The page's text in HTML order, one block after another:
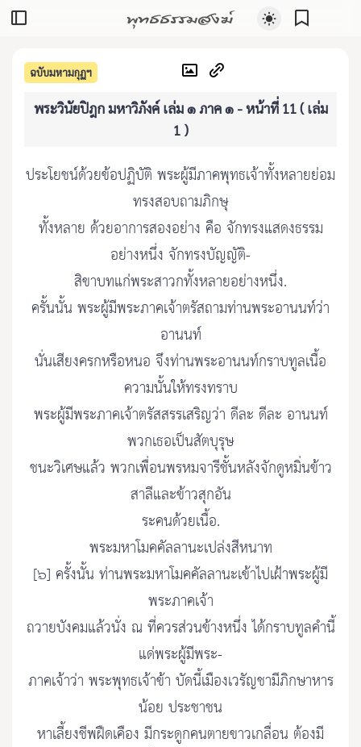
พุทธธรรมสงฆ์
ฉบับมหามกุฏฯ
พระวินัยปิฎก มหาวิภังค์ เล่ม ๑ ภาค ๑ - หน้าที่ 11 ( เล่ม
1 )
ประโยชน์ด้วยข้อปฏิบัติ พระผู้มีภาคพุทธเจ้าทั้งหลายย่อม
ทรงสอบถามภิกษุ
ทั้งหลาย ด้วยอาการสองอย่าง คือ จักทรงแสดงธรรม
อย่างหนึ่ง จักทรงบัญญัติ-
สิขาบทแก่พระสาวกทั้งหลายอย่างหนึ่ง.
ครั้นนั้น พระผู้มีพระภาคเจ้าตรัสถามท่านพระอานนท์ว่า
อานนท์
นั่นเสียงครกหรือหนอ จึงท่านพระอานนท์กราบทูลเนื้อ
ความนั้นให้ทรงทราบ
พระผู้มีพระภาคเจ้าตรัสสรรเสริญว่า ดีละ ดีละ อานนท์
พวกเธอเป็นสัตบุรุษ
ชนะวิเศษแล้ว พวกเพื่อนพรหมจารีชั้นหลังจักดูหมิ่นข้าว
สาลีและข้าวสุกอัน
ระคนด้วยเนื้อ.
พระมหาโมคคัลลานะเปล่งสีหนาท
[๖] ครั้งนั้น ท่านพระมหาโมคคัลลานะเข้าไปเฝ้าพระผู้มี
พระภาคเจ้า
ถวายบังคมแล้วนั่ง ณ ที่ควรส่วนข้างหนึ่ง ได้กราบทูลคํานี้
แด่พระผู้มีพระ-
ภาคเจ้าว่า พระพุทธเจ้าข้า บัดนี้เมืองเวรัญชามีภิกษาหาร
น้อย ประชาชน
หาเลี้ยงชีพฝืดเคือง มีกระดูกคนตายขาวเกลื่อน ต้องมี